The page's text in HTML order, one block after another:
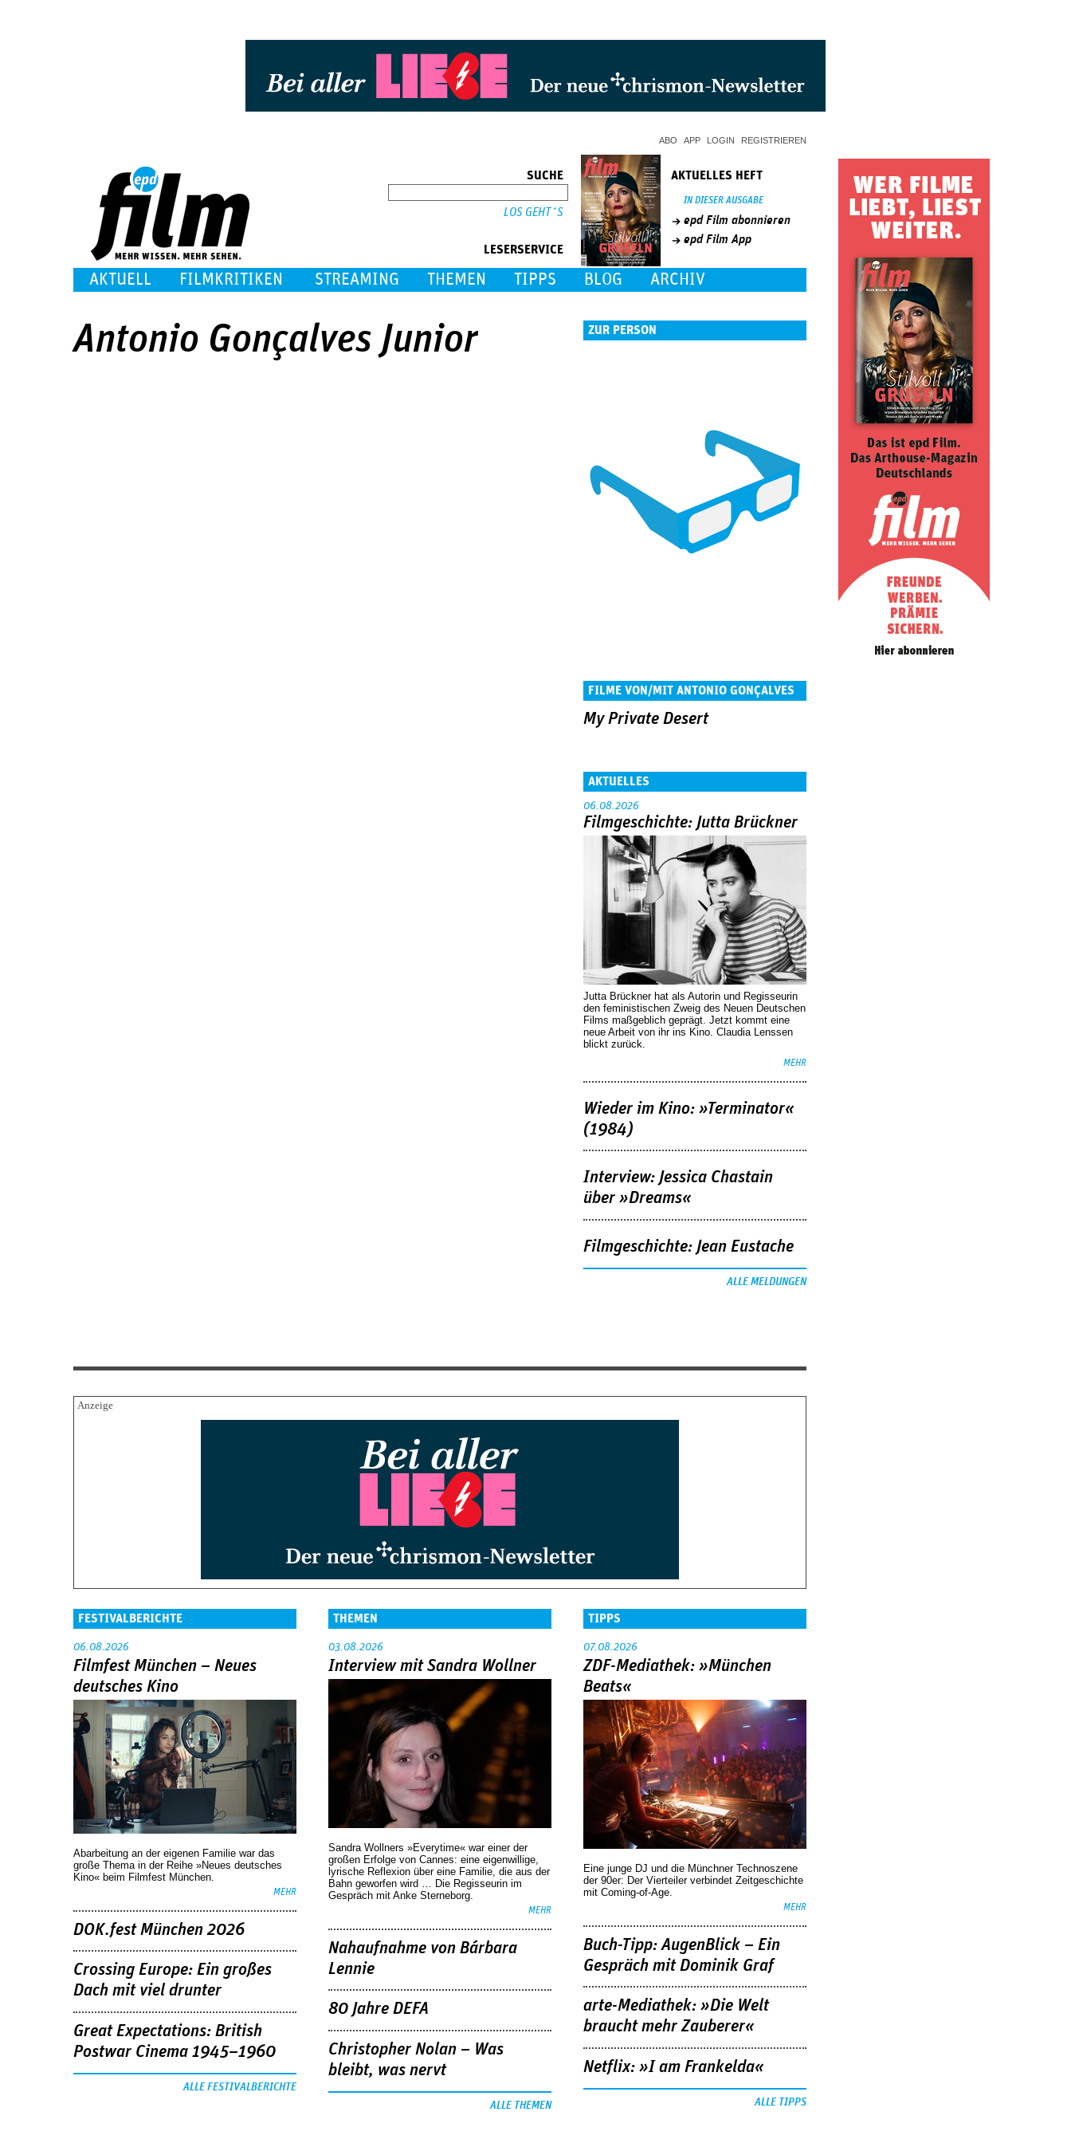
ABO APP LOGIN REGISTRIEREN
SUCHE
LESERSERVICE
AKTUELLES HEFT
IN DIESER AUSGABE
epd Film abonnieren
epd Film App
AKTUELL FILMKRITIKEN STREAMING THEMEN TIPPS BLOG ARCHIV
Antonio Gonçalves Junior ZUR PERSON
FILME VON/MIT ANTONIO GONÇALVES
JUNIOR
My Private Desert
AKTUELLES
06.08.2026
Filmgeschichte: Jutta Brückner
Jutta Brückner hat als Autorin und Regisseurin
den feministischen Zweig des Neuen Deutschen
Films maßgeblich geprägt. Jetzt kommt eine
neue Arbeit von ihr ins Kino. Claudia Lenssen
blickt zurück.
MEHR
Wieder im Kino: »Terminator«
(1984)
Interview: Jessica Chastain
über »Dreams«
Filmgeschichte: Jean Eustache
ALLE MELDUNGEN
FESTIVALBERICHTE
06.08.2026
Filmfest München – Neues
deutsches Kino
Abarbeitung an der eigenen Familie war das
große Thema in der Reihe »Neues deutsches
Kino« beim Filmfest München.
MEHR
DOK.fest München 2026
Crossing Europe: Ein großes
Dach mit viel drunter
Great Expectations: British
Postwar Cinema 1945–1960
ALLE FESTIVALBERICHTE
THEMEN
03.08.2026
Interview mit Sandra Wollner
Sandra Wollners »Everytime« war einer der
großen Erfolge von Cannes: eine eigenwillige,
lyrische Reflexion über eine ­Familie, die aus der
Bahn geworfen wird … Die Regisseurin im
Gespräch mit Anke Sterneborg.
MEHR
Nahaufnahme von Bárbara
Lennie
80 Jahre DEFA
Christopher Nolan – Was
bleibt, was nervt
ALLE THEMEN
TIPPS
07.08.2026
ZDF-Mediathek: »München
Beats«
Eine junge DJ und die Münchner Technoszene
der 90er: Der Vierteiler verbindet Zeitgeschichte
mit Coming-of-Age.
MEHR
Buch-Tipp: AugenBlick – Ein
Gespräch mit Dominik Graf
arte-Mediathek: »Die Welt
braucht mehr Zauberer«
Netflix: »I am Frankelda«
ALLE TIPPS